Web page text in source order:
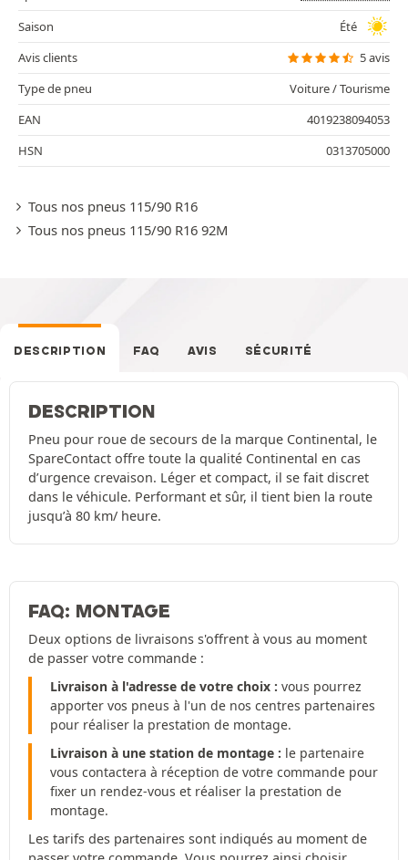
Saison
Été
Avis clients
5 avis
Type de pneu
Voiture / Tourisme
EAN
4019238094053
HSN
0313705000
Tous nos pneus 115/90 R16
Tous nos pneus 115/90 R16 92M
DESCRIPTION FAQ AVIS SÉCURITÉ
DESCRIPTION
Pneu pour roue de secours de la marque Continental, le
SpareContact offre toute la qualité Continental en cas
d’urgence crevaison. Léger et compact, il se fait discret
dans le véhicule. Performant et sûr, il tient bien la route
jusqu’à 80 km/ heure.
FAQ: MONTAGE
Deux options de livraisons s'offrent à vous au moment
de passer votre commande :
Livraison à l'adresse de votre choix : vous pourrez
apporter vos pneus à l'un de nos centres partenaires
pour réaliser la prestation de montage.
Livraison à une station de montage : le partenaire
vous contactera à réception de votre commande pour
fixer un rendez-vous et réaliser la prestation de
montage.
Les tarifs des partenaires sont indiqués au moment de